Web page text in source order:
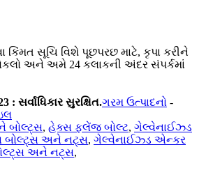
કિંમત સૂચિ વિશે પૂછપરછ માટે, કૃપા કરીને
અને અમે 24 કલાકની અંદર સંપર્કમાં
: સર્વાધિકાર સુરક્ષિત.ગરમ ઉત્પાદનો -
બોલ્ટ્સ, હેક્સ ફ્લેંજ બોલ્ટ, ગેલ્વેનાઈઝ્ડ
બોલ્ટ્સ અને નટ્સ, ગેલ્વેનાઈઝ્ડ એન્કર
અને નટ્સ,